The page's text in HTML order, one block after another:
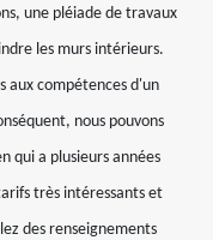
une pléiade de travaux
les murs intérieurs.
aux compétences d'un
nous pouvons
qui a plusieurs années
très intéressants et
des renseignements